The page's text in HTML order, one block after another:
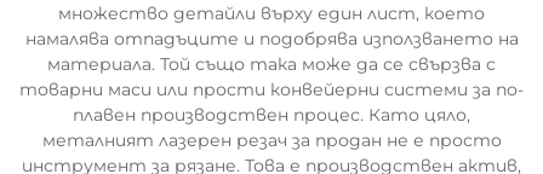
множество детайли върху един лист, което
намалява отпадъците и подобрява използването на
материала. Той също така може да се свързва с
товарни маси или прости конвейерни системи за по-
плавен производствен процес. Като цяло,
металният лазерен резач за продан не е просто
инструмент за рязане. Това е производствен актив,